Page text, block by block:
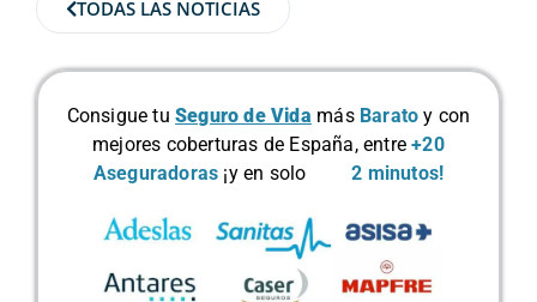
TODAS LAS NOTICIAS
Consigue tu Seguro de Vida más Barato y con
mejores coberturas de España, entre+20
Aseguradoras ¡y en solo2 minutos!